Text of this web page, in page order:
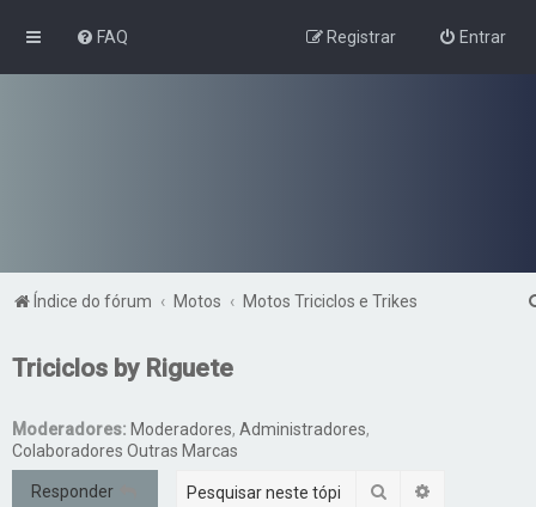
FAQ Entrar
Registrar
Índice do fórum Motos Motos Triciclos e Trikes
Triciclos by Riguete
Moderadores: Moderadores, Administradores,
Colaboradores Outras Marcas
Responder Pesquisar